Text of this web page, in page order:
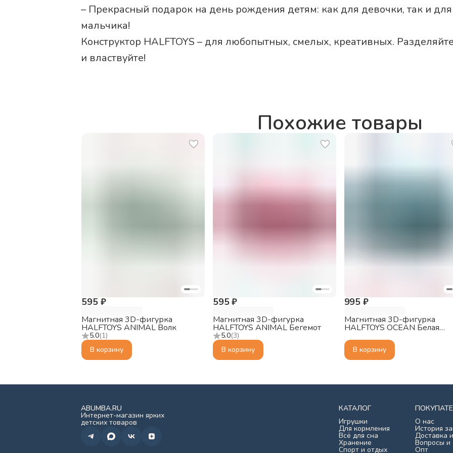
– Прекрасный подарок на день рождения детям: как для девочки, так и для
мальчика!
Конструктор HALFTOYS – для любопытных, смелых, креативных.
и властвуйте!
Похожие товары
5.0(1)
595 ₽
Магнитная 3D-фигурка
HALFTOYS ANIMAL Волк
В корзину
5.0(3)
595 ₽
Магнитная 3D-фигурка
HALFTOYS ANIMAL Бегемот
В корзину
995 ₽
Магнитная 3D-фигурка
HALFTOYS OCEAN Белая
В корзину
ABUMBA.RU
Интернет-магазин ярких
детских товаров
КАТАЛОГ
Игрушки
Для кормления
Всё для сна
Хранение
Спорт и отдых
О нас
История
Доставка
Вопросы и
Опт